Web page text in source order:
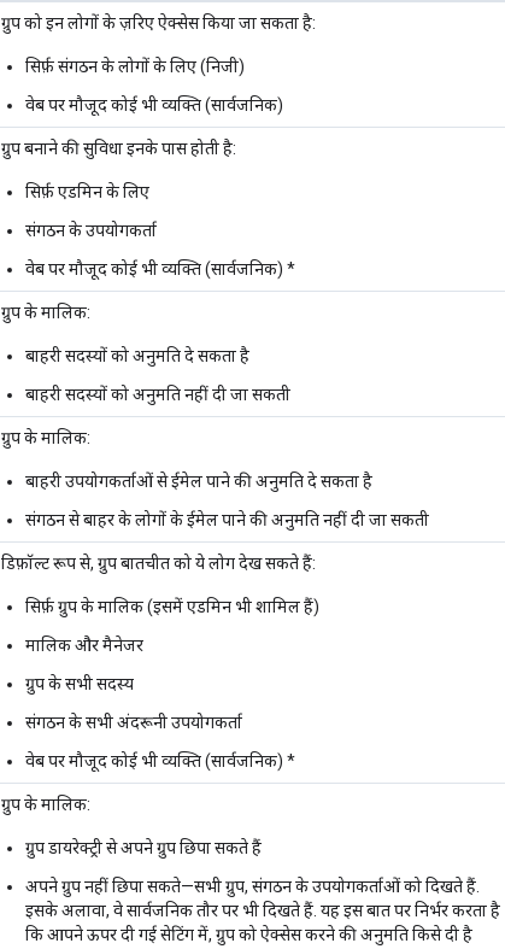
ग्रुप को इन लोगों के ज़रिए ऐक्सेस किया जा सकता है:
सिर्फ़ संगठन के लोगों के लिए (निजी)
वेब पर मौजूद कोई भी व्यक्ति (सार्वजनिक)
ग्रुप बनाने की सुविधा इनके पास होती है:
सिर्फ़ एडमिन के लिए
संगठन के उपयोगकर्ता
वेब पर मौजूद कोई भी व्यक्ति (सार्वजनिक) *
ग्रुप के मालिक:
बाहरी सदस्यों को अनुमति दे सकता है
बाहरी सदस्यों को अनुमति नहीं दी जा सकती
ग्रुप के मालिक:
बाहरी उपयोगकर्ताओं से ईमेल पाने की अनुमति दे सकता है
संगठन से बाहर के लोगों के ईमेल पाने की अनुमति नहीं दी जा सकती
डिफ़ॉल्ट रूप से, ग्रुप बातचीत को ये लोग देख सकते हैं:
सिर्फ़ ग्रुप के मालिक (इसमें एडमिन भी शामिल हैं)
मालिक और मैनेजर
ग्रुप के सभी सदस्य
संगठन के सभी अंदरूनी उपयोगकर्ता
वेब पर मौजूद कोई भी व्यक्ति (सार्वजनिक) *
ग्रुप के मालिक:
ग्रुप डायरेक्ट्री से अपने ग्रुप छिपा सकते हैं
अपने ग्रुप नहीं छिपा सकते—सभी ग्रुप, संगठन के उपयोगकर्ताओं को दिखते हैं.
इसके अलावा, वे सार्वजनिक तौर पर भी दिखते हैं. यह इस बात पर निर्भर करता है
कि आपने ऊपर दी गई सेटिंग में, ग्रुप को ऐक्सेस करने की अनुमति किसे दी है